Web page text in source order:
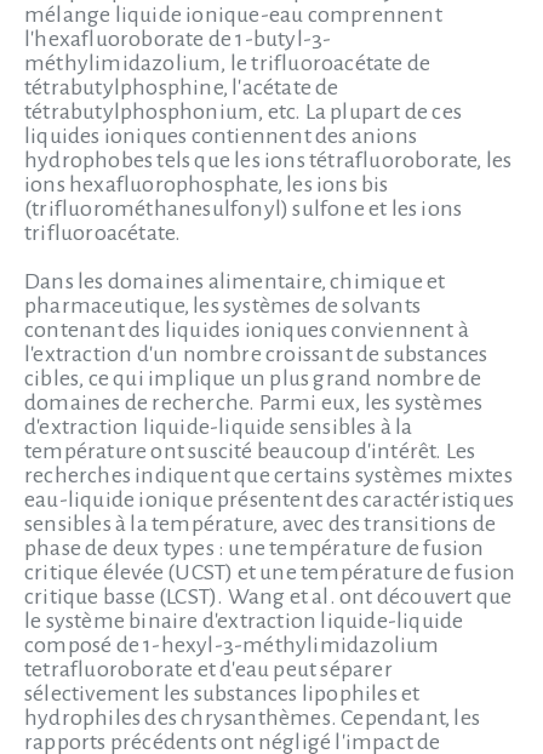
mélange liquide ionique-eau comprennent
l'hexafluoroborate de 1-butyl-3-
méthylimidazolium, le trifluoroacétate de
tétrabutylphosphine, l'acétate de
tétrabutylphosphonium, etc. La plupart de ces
liquides ioniques contiennent des anions
hydrophobes tels que les ions tétrafluoroborate, les
ions hexafluorophosphate, les ions bis
(trifluorométhanesulfonyl) sulfone et les ions
trifluoroacétate.
Dans les domaines alimentaire, chimique et
pharmaceutique, les systèmes de solvants
contenant des liquides ioniques conviennent à
l'extraction d'un nombre croissant de substances
cibles, ce qui implique un plus grand nombre de
domaines de recherche. Parmi eux, les systèmes
d'extraction liquide-liquide sensibles à la
température ont suscité beaucoup d'intérêt. Les
recherches indiquent que certains systèmes mixtes
eau-liquide ionique présentent des caractéristiques
sensibles à la température, avec des transitions de
phase de deux types : une température de fusion
critique élevée (UCST) et une température de fusion
critique basse (LCST). Wang et al. ont découvert que
le système binaire d'extraction liquide-liquide
composé de 1-hexyl-3-méthylimidazolium
tetrafluoroborate et d'eau peut séparer
sélectivement les substances lipophiles et
hydrophiles des chrysanthèmes. Cependant, les
rapports précédents ont négligé l'impact de